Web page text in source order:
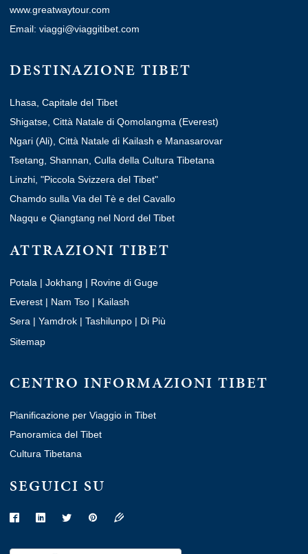
www.greatwaytour.com
Email: viaggi@viaggitibet.com
DESTINAZIONE TIBET
Lhasa, Capitale del Tibet
Shigatse, Città Natale di Qomolangma (Everest)
Ngari (Ali), Città Natale di Kailash e Manasarovar
Tsetang, Shannan, Culla della Cultura Tibetana
Linzhi, "Piccola Svizzera del Tibet"
Chamdo sulla Via del Tè e del Cavallo
Nagqu e Qiangtang nel Nord del Tibet
ATTRAZIONI TIBET
Potala | Jokhang | Rovine di Guge
Everest | Nam Tso | Kailash
Sera | Yamdrok | Tashilunpo | Di Più
Sitemap
CENTRO INFORMAZIONI TIBET
Pianificazione per Viaggio in Tibet
Panoramica del Tibet
Cultura Tibetana
SEGUICI SU